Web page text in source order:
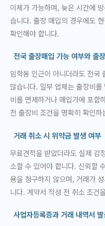
이체가 가능하며, 늦은 시간에
습니다. 출장 매입의 경우에도
확인해야 합니다.
전국 출장매입 가능 여부와 출
임학동 인근이 아니더라도 전국
많습니다. 일부 업체는 출장비
비를 면제하거나 매입가에 포함
전 출장비 조건을 명확히 확인하
거래 취소 시 위약금 발생 여부
무료견적을 받았더라도 실제 감
소할 수 있어야 합니다. 신뢰할
용을 청구하지 않으며, 거래가
니다. 계약서 작성 전 취소 조건
사업자등록증과 거래 내역서